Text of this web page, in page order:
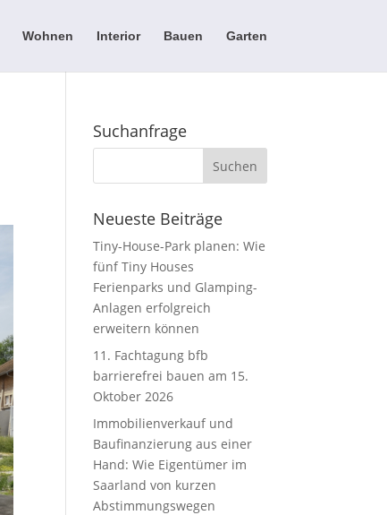
Wohnen Interior Bauen Garten
Suchanfrage
Neueste Beiträge
Tiny-House-Park planen: Wie
fünf Tiny Houses
Ferienparks und Glamping-
Anlagen erfolgreich
erweitern können
11. Fachtagung bfb
barrierefrei bauen am 15.
Oktober 2026
Immobilienverkauf und
Baufinanzierung aus einer
Hand: Wie Eigentümer im
Saarland von kurzen
Abstimmungswegen